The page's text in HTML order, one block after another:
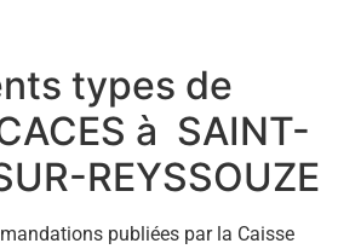
types de
à SAINT-
REYSSOUZE
publiées par la Caisse